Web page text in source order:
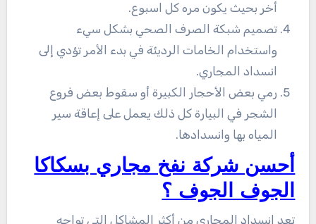
أخر بحيث يكون مره كل اسبوع.
تصميم شبكة الصرف الصحي بشكل سيء
واستخدام الخامات الرديئة في بدء الأمر تؤدي إلى
انسداد المجاري.
رمي بعض الأحجار الكبيرة أو سقوط بعض فروع
الشجر في البيارة كل ذلك يعمل على إعاقة سير
المياه بها وانسدادها.
أحسن شركة نفخ مجاري بسكاكا
الجوف الجوف ؟
تعد انسداد المجاري من أكثر المشاكل التي تواجه